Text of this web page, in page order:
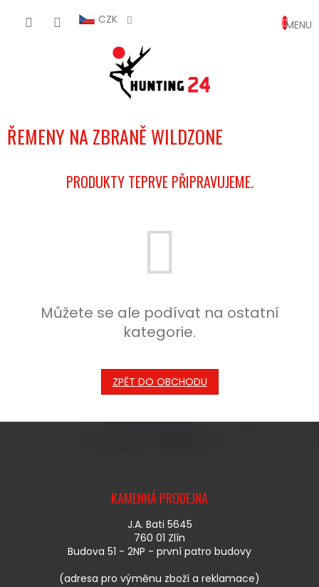
CZK
KOŠÍK
ŘEMENY NA ZBRANĚ WILDZONE
PRODUKTY TEPRVE PŘIPRAVUJEME.
Můžete se ale podívat na ostatní
kategorie.
ZPĚT DO OBCHODU
KAMENNÁ PRODEJNA
J.A. Bati 5645
760 01 Zlín
Budova 51 - 2NP - první patro budovy
(adresa pro výměnu zboží a reklamace)